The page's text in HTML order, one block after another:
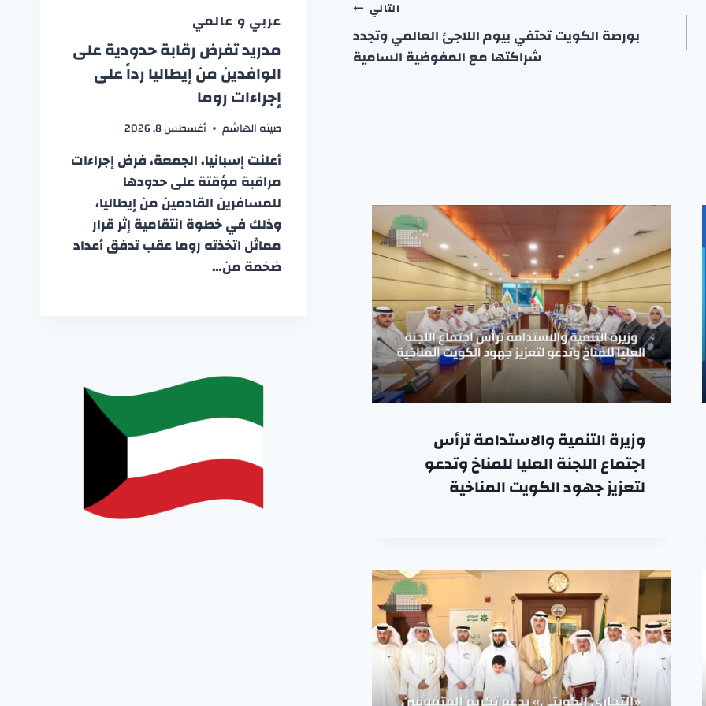
التالي
بورصة الكويت تحتفي بيوم اللاجئ العالمي وتجدد
شراكتها مع المفوضية السامية
وزيرة التنمية والاستدامة ترأس
اجتماع اللجنة العليا للمناخ وتدعو
لتعزيز جهود الكويت المناخية
عربي و عالمي
مدريد تفرض رقابة حدودية على
الوافدين من إيطاليا رداً على
إجراءات روما
صيته الهاشم أغسطس 8, 2026
أعلنت إسبانيا، الجمعة، فرض إجراءات
مراقبة مؤقتة على حدودها
للمسافرين القادمين من إيطاليا،
وذلك في خطوة انتقامية إثر قرار
مماثل اتخذته روما عقب تدفق أعداد
ضخمة من…